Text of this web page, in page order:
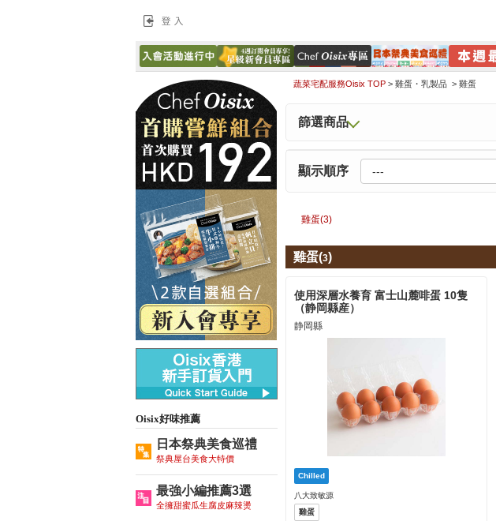
Oisix好味推薦
日本祭典美食巡禮
祭典屋台美食大特價
最強小編推薦3選
全擁甜蜜瓜生腐皮麻辣燙
蔬菜宅配服務Oisix TOP > 雞蛋・乳製品 > 雞蛋
篩選商品
顯示順序
雞蛋(3)
雞蛋(3)
使用深層水養育 富士山麓啡蛋 10隻
（静岡縣産）
静岡縣
八大致敏源
雞蛋